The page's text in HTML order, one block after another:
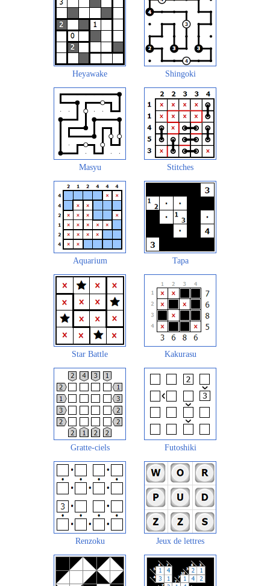
Heyawake Shingoki
Masyu Stitches
Aquarium Tapa
Star Battle Kakurasu
Gratte-ciels Futoshiki
Renzoku Jeux de lettres